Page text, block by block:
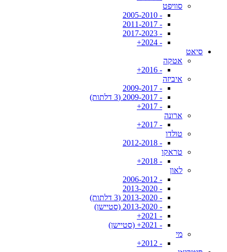
סוויפט
- 2005-2010
- 2011-2017
- 2017-2023
- 2024+
סיאט
אטקה
- 2016+
איביזה
- 2009-2017
- 2009-2017 (3 דלתות)
- 2017+
ארונה
- 2017+
טולדו
- 2012-2018
טראקו
- 2018+
לאון
- 2006-2012
- 2013-2020
- 2013-2020 (3 דלתות)
- 2013-2020 (סטיישן)
- 2021+
- 2021+ (סטיישן)
מי
- 2012+